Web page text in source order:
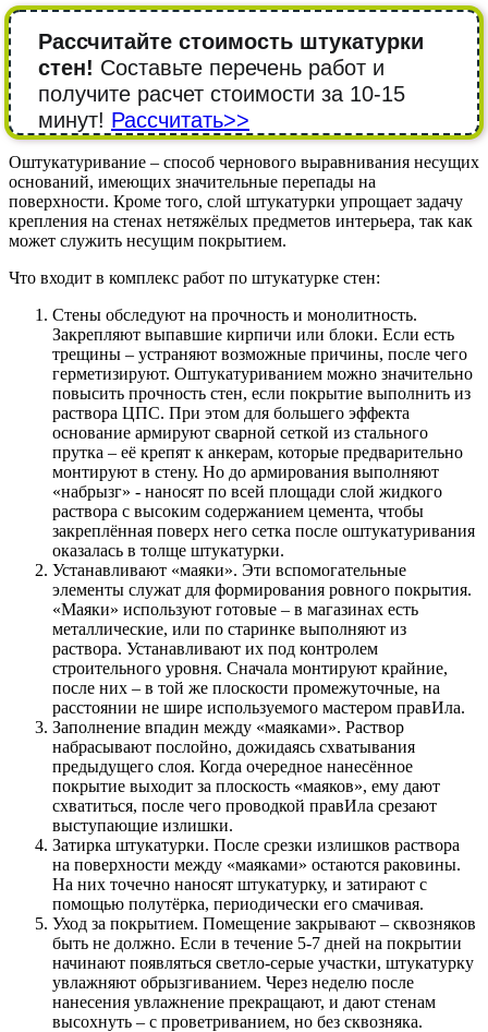
Рассчитайте стоимость штукатурки
стен! Составьте перечень работ и
получите расчет стоимости за 10-15
минут! Рассчитать>>
Оштукатуривание – способ чернового выравнивания несущих
оснований, имеющих значительные перепады на
поверхности. Кроме того, слой штукатурки упрощает задачу
крепления на стенах нетяжёлых предметов интерьера, так как
может служить несущим покрытием.
Что входит в комплекс работ по штукатурке стен:
Стены обследуют на прочность и монолитность.
Закрепляют выпавшие кирпичи или блоки. Если есть
трещины – устраняют возможные причины, после чего
герметизируют. Оштукатуриванием можно значительно
повысить прочность стен, если покрытие выполнить из
раствора ЦПС. При этом для большего эффекта
основание армируют сварной сеткой из стального
прутка – её крепят к анкерам, которые предварительно
монтируют в стену. Но до армирования выполняют
«набрызг» - наносят по всей площади слой жидкого
раствора с высоким содержанием цемента, чтобы
закреплённая поверх него сетка после оштукатуривания
оказалась в толще штукатурки.
Устанавливают «маяки». Эти вспомогательные
элементы служат для формирования ровного покрытия.
«Маяки» используют готовые – в магазинах есть
металлические, или по старинке выполняют из
раствора. Устанавливают их под контролем
строительного уровня. Сначала монтируют крайние,
после них – в той же плоскости промежуточные, на
расстоянии не шире используемого мастером правИла.
Заполнение впадин между «маяками». Раствор
набрасывают послойно, дожидаясь схватывания
предыдущего слоя. Когда очередное нанесённое
покрытие выходит за плоскость «маяков», ему дают
схватиться, после чего проводкой правИла срезают
выступающие излишки.
Затирка штукатурки. После срезки излишков раствора
на поверхности между «маяками» остаются раковины.
На них точечно наносят штукатурку, и затирают с
помощью полутёрка, периодически его смачивая.
Уход за покрытием. Помещение закрывают – сквозняков
быть не должно. Если в течение 5-7 дней на покрытии
начинают появляться светло-серые участки, штукатурку
увлажняют обрызгиванием. Через неделю после
нанесения увлажнение прекращают, и дают стенам
высохнуть – с проветриванием, но без сквозняка.